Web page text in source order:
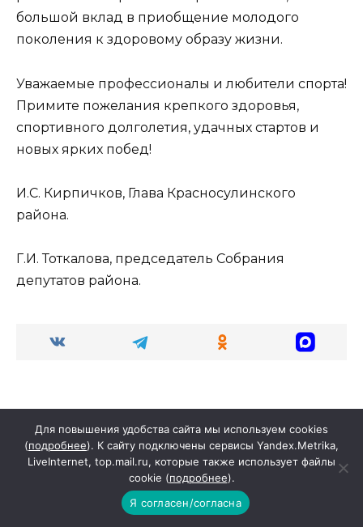
большой вклад в приобщение молодого
поколения к здоровому образу жизни.
Уважаемые профессионалы и любители спорта!
Примите пожелания крепкого здоровья,
спортивного долголетия, удачных стартов и
новых ярких побед!
И.С. Кирпичков, Глава Красносулинского
района.
Г.И. Тоткалова, председатель Собрания
депутатов района.
Search
Для повышения удобства сайта мы используем cookies
(подробнее). К сайту подключены сервисы Yandex.Metrika,
LiveInternet, top.mail.ru, которые также использует файлы
cookie (подробнее).
Я согласен/согласна